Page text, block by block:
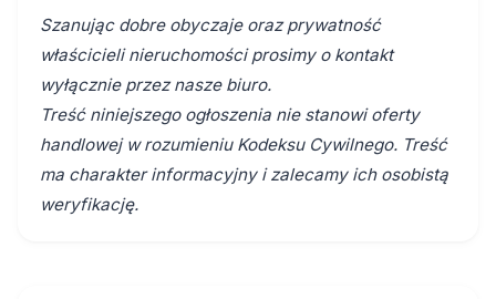
Szanując dobre obyczaje oraz prywatność
właścicieli nieruchomości prosimy o kontakt
wyłącznie przez nasze biuro.
Treść niniejszego ogłoszenia nie stanowi oferty
handlowej w rozumieniu Kodeksu Cywilnego. Treść
ma charakter informacyjny i zalecamy ich osobistą
weryfikację.